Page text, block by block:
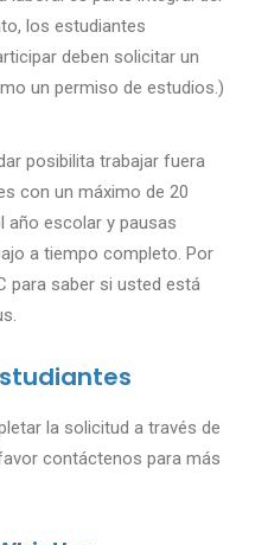
los estudiantes
deben solicitar un
un permiso de estudios.)
posibilita trabajar fuera
con un máximo de 20
año escolar y pausas
a tiempo completo. Por
para saber si usted está
la solicitud a través de
contáctenos para más